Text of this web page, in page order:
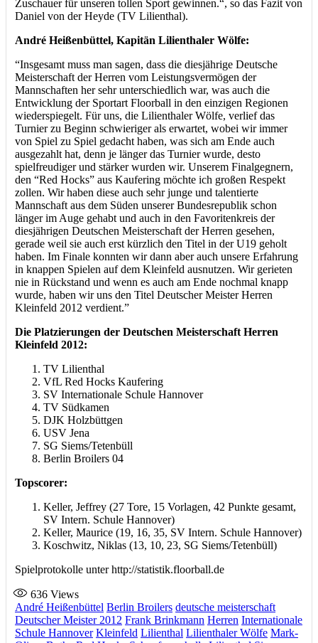
Zuschauer für unseren tollen Sport gewinnen.“, so das Fazit von
Daniel von der Heyde (TV Lilienthal).
André Heißenbüttel, Kapitän Lilienthaler Wölfe:
“Insgesamt muss man sagen, dass die diesjährige Deutsche
Meisterschaft der Herren vom Leistungsvermögen der
Mannschaften her sehr unterschiedlich war, was auch die
Entwicklung der Sportart Floorball in den einzigen Regionen
wiederspiegelt. Für uns, die Lilienthaler Wölfe, verlief das
Turnier zu Beginn schwieriger als erwartet, wobei wir immer
von Spiel zu Spiel gedacht haben, was sich am Ende auch
ausgezahlt hat, denn je länger das Turnier wurde, desto
spielfreudiger und stärker wurden wir. Unserem Finalgegnern,
den “Red Hocks” aus Kaufering möchte ich großen Respekt
zollen. Wir haben diese auch sehr junge und talentierte
Mannschaft aus dem Süden unserer Bundesrepublik schon
länger im Auge gehabt und auch in den Favoritenkreis der
diesjährigen Deutschen Meisterschaft der Herren gesehen,
gerade weil sie auch erst kürzlich den Titel in der U19 geholt
haben. Im Finale konnten wir dann aber auch unsere Erfahrung
in knappen Spielen auf dem Kleinfeld ausnutzen. Wir gerieten
nie in Rückstand und wenn es auch am Ende nochmal knapp
wurde, haben wir uns den Titel Deutscher Meister Herren
Kleinfeld 2012 verdient.”
Die Platzierungen der Deutschen Meisterschaft Herren
Kleinfeld 2012:
TV Lilienthal
VfL Red Hocks Kaufering
SV Internationale Schule Hannover
TV Südkamen
DJK Holzbüttgen
USV Jena
SG Siems/Tetenbüll
Berlin Broilers 04
Topscorer:
Keller, Jeffrey (27 Tore, 15 Vorlagen, 42 Punkte gesamt,
SV Intern. Schule Hannover)
Keller, Maurice (19, 16, 35, SV Intern. Schule Hannover)
Koschwitz, Niklas (13, 10, 23, SG Siems/Tetenbüll)
Spielprotokolle unter http://statistik.floorball.de
636 Views
André Heißenbüttel Berlin Broilers deutsche meisterschaft
Deutscher Meister 2012 Frank Brinkmann Herren Internationale
Schule Hannover Kleinfeld Lilienthal Lilienthaler Wölfe Mark-